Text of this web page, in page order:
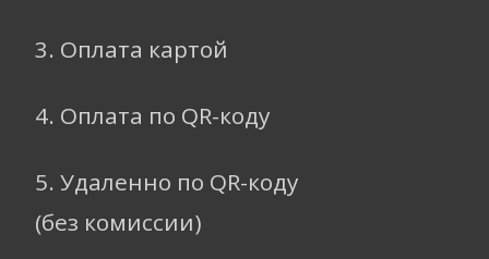
3. Оплата картой
4. Оплата по QR-коду
5. Удаленно по QR-коду
(без комиссии)